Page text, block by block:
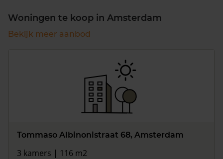
Woningen te koop in Amsterdam
Bekijk meer aanbod
Tommaso Albinonistraat 68, Amsterdam
3 kamers | 116 m2